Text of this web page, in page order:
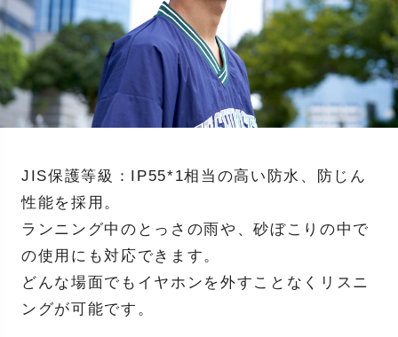
JIS保護等級：IP55*1相当の高い防水、防じん
性能を採用。
ランニング中のとっさの雨や、砂ぼこりの中で
の使用にも対応できます。
どんな場面でもイヤホンを外すことなくリスニ
ングが可能です。